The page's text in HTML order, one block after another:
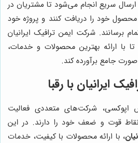
سریع انجام می‌شود تا مشتریان در
خود را دریافت کنند و پروژه خود
برسانند. شرکت ایمن ترافیک ایرانیان
با ارائه بهترین محصولات و خدمات،
جامع برآورده کند.
ایرانیان با رقبا
اپوکسی، شرکت‌های متعددی فعالیت
قوت و ضعف خود را دارند. در این
، با ارائه محصولات با کیفیت، خدمات